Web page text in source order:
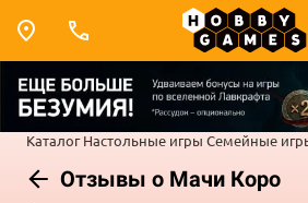
Каталог Настольные игры Семейные
Отзывы о Мачи Коро